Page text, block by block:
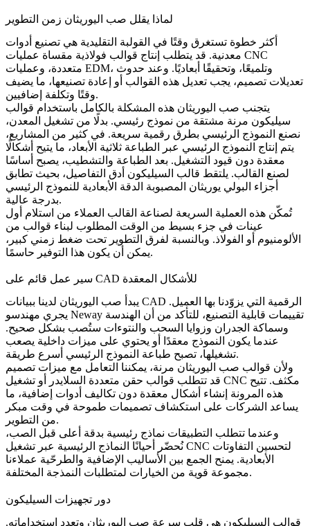
لماذا يقلل صب اليوريثان زمن التطوير
أكثر خطوة تستغرق وقتًا في القولبة التقليدية هي تصنيع أدوات
معدنية. قد يتطلب إنتاج قوالب فولاذية مقساة عمليات CNC
متعددة، وعمليات EDM، وتلميعًا، وتحقيقًا أبعاديًا. وعند حدوث
تعديلات تصميم، يجب تعديل هذه القوالب أو إعادة تصنيعها، ما يضيف
وقتًا وتكلفة إضافيين.
يتجنب صب اليوريثان هذه المشكلة بالكامل باستخدام قوالب
سيليكون مرنة مشتقة من نموذج رئيسي. بدلًا من تشغيل المعدن،
نصنع النموذج الرئيسي بطرق رقمية سريعة. في كثير من المشاريع،
يتم إنتاج النموذج الرئيسي عبر
الطباعة ثلاثية الأبعاد، ما يتيح أشكالًا
معقدة دون قيود التشغيل. بعد الطباعة والتشطيب، يصبح أساسًا
لصنع القالب. يلتقط قالب السيليكون أدق التفاصيل، بحيث تطابق
أجزاء البولي يوريثان المصبوبة الدقة الأبعادية للنموذج الرئيسي
بدرجة عالية.
تُمكّن هذه العملية السريعة لصناعة القالب العملاء من استلام أول
عينات في جزء بسيط من الوقت المطلوب لبناء قوالب من
الألومنيوم أو الفولاذ. وبالنسبة لفرق التطوير تحت ضغط زمني كبير،
يمكن أن يكون هذا التوفير حاسمًا.
سير عمل قائم على CAD للأشكال المعقدة
يبدأ صب اليوريثان لدينا ببيانات CAD الرقمية التي يزوّدنا بها العميل.
يجري مهندسو Neway تقييمات قابلية التصنيع، للتأكد من أن الهندسة
وسماكة الجدران وزوايا السحب والنتوءات ستُصب بشكل صحيح.
عندما يكون النموذج معقدًا أو يحتوي على ميزات داخلية يصعب
تشغيلها، تصبح طباعة النموذج الرئيسي أسرع طريقة.
ولأن قوالب صب اليوريثان مرنة، يمكننا التعامل مع ميزات تصميم
قد تتطلب قوالب حقن متعددة السلايدر أو تشغيل CNC مكثف. تتيح
هذه المرونة إنشاء أشكال معقدة دون تكاليف أدوات إضافية، ما
يساعد الشركات على استكشاف تصميمات طموحة في وقت مبكر
من التطوير.
وعندما تتطلب التطبيقات نماذج رئيسية بدقة أعلى قبل الصب،
نُحضّر أحيانًا النماذج الرئيسية عبرتشغيل CNC
الأبعادية. يمنح الجمع بين الأساليب الإضافية والطرحّية عملاءنا
مجموعة قوية من الخيارات لمتطلبات النمذجة المختلفة.
دور تجهيزات السيليكون
قوالب السيليكون هي قلب سرعة صب اليوريثان وتعدد استخداماته.